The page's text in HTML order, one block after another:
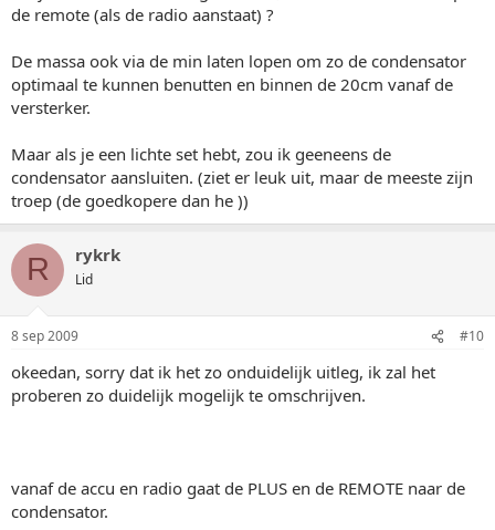
de remote (als de radio aanstaat) ?
De massa ook via de min laten lopen om zo de condensator
optimaal te kunnen benutten en binnen de 20cm vanaf de
versterker.
Maar als je een lichte set hebt, zou ik geeneens de
condensator aansluiten. (ziet er leuk uit, maar de meeste zijn
troep (de goedkopere dan he ))
R rykrk
Lid
8 sep 2009 #10
okeedan, sorry dat ik het zo onduidelijk uitleg, ik zal het
proberen zo duidelijk mogelijk te omschrijven.
vanaf de accu en radio gaat de PLUS en de REMOTE naar de
condensator.